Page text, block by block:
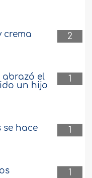
2
crema
1
abrazó el
un hijo
1
se hace
1